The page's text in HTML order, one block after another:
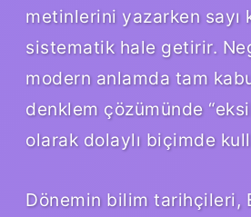
metinlerini yazarken sayı
sistematik hale getirir.
modern anlamda tam
denklem çözümünde
olarak dolaylı biçimde
Dönemin bilim tarihçileri,